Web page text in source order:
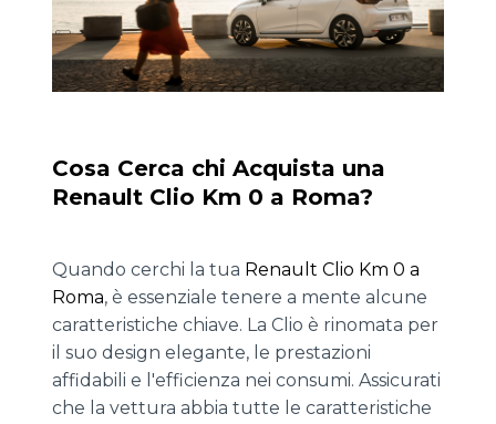
Cosa Cerca chi Acquista una
Renault Clio Km 0 a Roma?
Quando cerchi la tua Renault Clio Km 0 a
Roma, è essenziale tenere a mente alcune
caratteristiche chiave. La Clio è rinomata per
il suo design elegante, le prestazioni
affidabili e l'efficienza nei consumi. Assicurati
che la vettura abbia tutte le caratteristiche